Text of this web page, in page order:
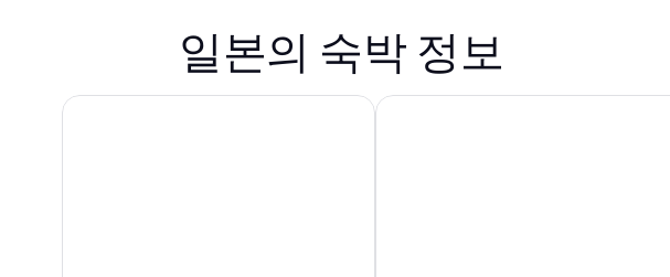
일본의 숙박 정보
호텔 그레이서리 신주쿠 도쿄 베이 시오미 프린스 호텔